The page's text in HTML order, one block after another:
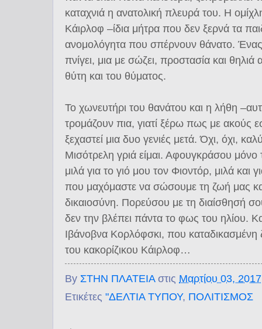
καταχνιά η ανατολική πλευρά του. Η
Κάιρλοφ –ίδια μήτρα που δεν ξερνά τα
ανομολόγητα που σπέρνουν θάνατο.
πνίγει, μια με σώζει, προστασία και θηλιά
θύτη και του θύματος.
Το χωνευτήρι του θανάτου και η λήθη
τρομάζουν πια, γιατί ξέρω πως με ακούς
ξεχαστεί μια δυο γενιές μετά. Όχι, όχι,
Μισότρελη γριά είμαι. Αφουγκράσου
μιλά για το γιό μου τον Φιοντόρ, μιλά και
που μαχόμαστε να σώσουμε τη ζωή μας
δικαιοσύνη. Πορεύσου με τη διαίσθησή
δεν την βλέπει πάντα το φως του ηλίου.
Ιβάνοβνα Κορλόφσκι, που
του κακορίζικου Κάιρλοφ…
By ΣΤΗΝ ΠΛΑΤΕΙΑ στις Μαρτίου 03, 2017
Ετικέτες "ΔΕΛΤΙΑ ΤΥΠΟΥ, ΠΟΛΙΤΙΣΜΟΣ